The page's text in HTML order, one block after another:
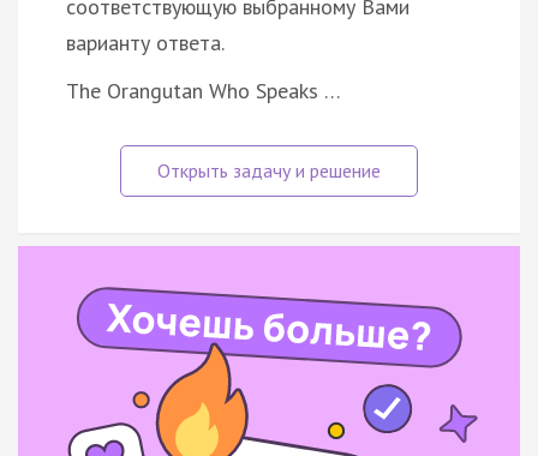
соответствующую выбранному Вами
варианту ответа.
The Orangutan Who Speaks …